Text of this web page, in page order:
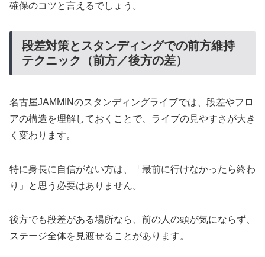
確保のコツと言えるでしょう。
段差対策とスタンディングでの前方維持
テクニック（前方／後方の差）
名古屋JAMMINのスタンディングライブでは、段差やフロ
アの構造を理解しておくことで、ライブの見やすさが大き
く変わります。
特に身長に自信がない方は、「最前に行けなかったら終わ
り」と思う必要はありません。
後方でも段差がある場所なら、前の人の頭が気にならず、
ステージ全体を見渡せることがあります。